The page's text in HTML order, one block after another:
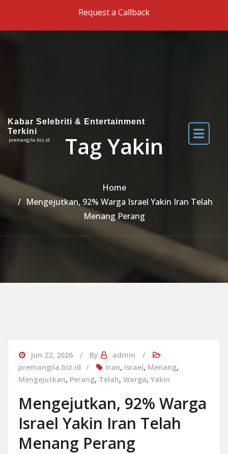
Request a Callback
Kabar Selebriti & Entertainment
Terkini
premangila.biz.id Tag Yakin
Home
Mengejutkan, 92% Warga Israel Yakin Iran Telah
Menang Perang
Jun 22, 2026 By
admin
premangila.biz.id
Iran, Israel, Menang,
Mengejutkan, Perang, Telah, Warga, Yakin
Mengejutkan, 92% Warga
Israel Yakin Iran Telah
Menang Perang